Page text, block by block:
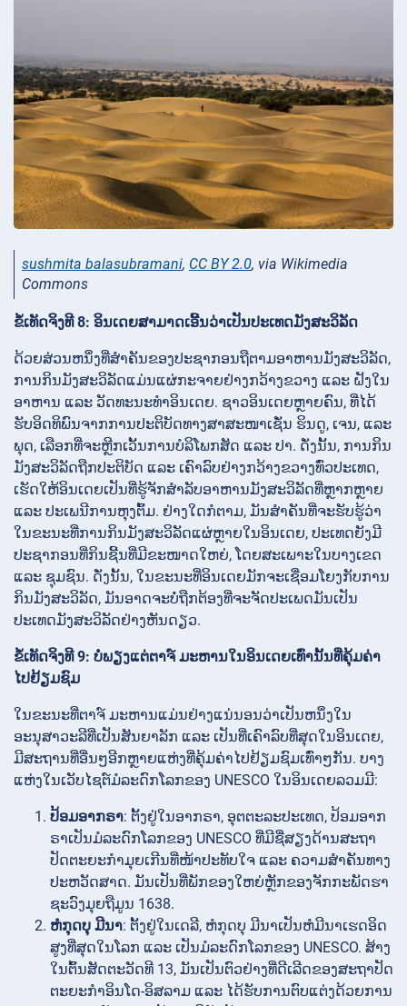
sushmita balasubramani, CC BY 2.0, via Wikimedia
Commons
ຂໍ້ເທັດຈິງທີ 8: ອິນເດຍສາມາດເອີ້ນວ່າເປັນປະເທດມັງສະວິລັດ
ດ້ວຍສ່ວນຫນຶ່ງທີ່ສຳຄັນຂອງປະຊາກອນຖືຕາມອາຫານມັງສະວິລັດ,
ການກິນມັງສະວິລັດແມ່ນແຜ່ກະຈາຍຢ່າງກວ້າງຂວາງ ແລະ ຝັງໃນ
ອາຫານ ແລະ ວັດທະນະທຳອິນເດຍ. ຊາວອິນເດຍຫຼາຍຄົນ, ທີ່ໄດ້
ຮັບອິດທິພົນຈາກການປະຕິບັດທາງສາສະໜາເຊັ່ນ ຮິນດູ, ເຈນ, ແລະ
ພຸດ, ເລືອກທີ່ຈະຫຼີກເວັ້ນການບໍລິໂພກສັດ ແລະ ປາ. ດັ່ງນັ້ນ, ການກິນ
ມັງສະວິລັດຖືກປະຕິບັດ ແລະ ເຄົາລົບຢ່າງກວ້າງຂວາງທົ່ວປະເທດ,
ເຮັດໃຫ້ອິນເດຍເປັນທີ່ຮູ້ຈັກສຳລັບອາຫານມັງສະວິລັດທີ່ຫຼາກຫຼາຍ
ແລະ ປະເພນີການຫຸງຕົ້ມ. ຢ່າງໃດກໍຕາມ, ມັນສຳຄັນທີ່ຈະຮັບຮູ້ວ່າ
ໃນຂະນະທີ່ການກິນມັງສະວິລັດແຜ່ຫຼາຍໃນອິນເດຍ, ປະເທດຍັງມີ
ປະຊາກອນທີ່ກິນຊີ້ນທີ່ມີຂະໜາດໃຫຍ່, ໂດຍສະເພາະໃນບາງເຂດ
ແລະ ຊຸມຊົນ. ດັ່ງນັ້ນ, ໃນຂະນະທີ່ອິນເດຍມັກຈະເຊື່ອມໂຍງກັບການ
ກິນມັງສະວິລັດ, ມັນອາດຈະບໍ່ຖືກຕ້ອງທີ່ຈະຈັດປະເພດມັນເປັນ
ປະເທດມັງສະວິລັດຢ່າງຫັນດຽວ.
ຂໍ້ເທັດຈິງທີ 9: ບໍ່ພຽງແຕ່ຕາຈ໌ ມະຫານໃນອິນເດຍເທົ່ານັ້ນທີ່ຄຸ້ມຄ່າ
ໄປຢ້ຽມຊົມ
ໃນຂະນະທີ່ຕາຈ໌ ມະຫານແມ່ນຢ່າງແນ່ນອນວ່າເປັນຫນຶ່ງໃນ
ອະນຸສາວະລີທີ່ເປັນສັນຍາລັກ ແລະ ເປັນທີ່ເຄົາລົບທີ່ສຸດໃນອິນເດຍ,
ມີສະຖານທີ່ອື່ນໆອີກຫຼາຍແຫ່ງທີ່ຄຸ້ມຄ່າໄປຢ້ຽມຊົມເທົ່າໆກັນ. ບາງ
ແຫ່ງໃນເວັບໄຊຕ໌ມໍລະດົກໂລກຂອງ UNESCO ໃນອິນເດຍລວມມີ:
ປ້ອມອາກຣາ: ຕັ້ງຢູ່ໃນອາກຣາ, ອຸຕຕະລະປະເທດ, ປ້ອມອາກ
ຣາເປັນມໍລະດົກໂລກຂອງ UNESCO ທີ່ມີຊື່ສຽງດ້ານສະຖາ
ປັດຕະຍະກຳມຸຍເກີນທີ່ໜ້າປະທັບໃຈ ແລະ ຄວາມສຳຄັນທາງ
ປະຫວັດສາດ. ມັນເປັນທີ່ພັກຂອງໃຫຍ່ຫຼັກຂອງຈັກກະພັດຮາ
ຊະວົງມຸຍຖືມູນ 1638.
ຫໍກຸດບຸ ມີນາ: ຕັ້ງຢູ່ໃນເດລີ, ຫໍກຸດບຸ ມີນາເປັນຫໍມີນາເຮດອິດ
ສູງທີ່ສຸດໃນໂລກ ແລະ ເປັນມໍລະດົກໂລກຂອງ UNESCO. ສ້າງ
ໃນຕົ້ນສັດຕະວັດທີ 13, ມັນເປັນຕົວຢ່າງທີ່ດີເລີດຂອງສະຖາປັດ
ຕະຍະກຳອິນໂດ-ອິສລາມ ແລະ ໄດ້ຮັບການຕົບແຕ່ງດ້ວຍການ